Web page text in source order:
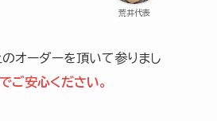
荒井代表
オーダーを頂いて参りまし
ご安心ください。